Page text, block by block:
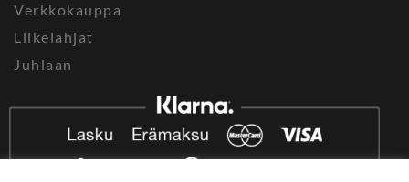
Verkkokauppa
Liikelahjat
Juhlaan